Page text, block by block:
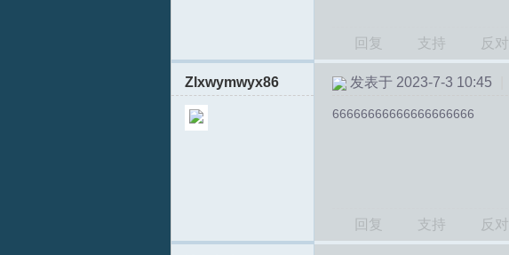
回复 支持 反对
Zlxwymwyx86 发表于 2023-7-3 10:45
66666666666666666666
回复 支持 反对